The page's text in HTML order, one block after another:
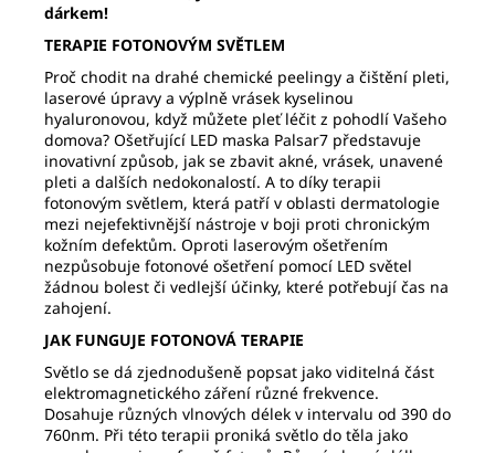
dárkem!
TERAPIE FOTONOVÝM SVĚTLEM
Proč chodit na drahé chemické peelingy a čištění pleti,
laserové úpravy a výplně vrásek kyselinou
hyaluronovou, když můžete pleť léčit z pohodlí Vašeho
domova? Ošetřující LED maska Palsar7 představuje
inovativní způsob, jak se zbavit akné, vrásek, unavené
pleti a dalších nedokonalostí. A to díky terapii
fotonovým světlem, která patří v oblasti dermatologie
mezi nejefektivnější nástroje v boji proti chronickým
kožním defektům. Oproti laserovým ošetřením
nezpůsobuje fotonové ošetření pomocí LED světel
žádnou bolest či vedlejší účinky, které potřebují čas na
zahojení.
JAK FUNGUJE FOTONOVÁ TERAPIE
Světlo se dá zjednodušeně popsat jako viditelná část
elektromagnetického záření různé frekvence.
Dosahuje různých vlnových délek v intervalu od 390 do
760nm. Při této terapii proniká světlo do těla jako